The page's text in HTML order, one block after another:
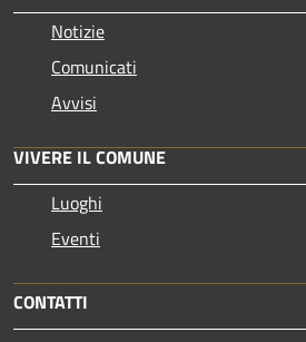
Notizie
Comunicati
Avvisi
VIVERE IL COMUNE
Luoghi
Eventi
CONTATTI